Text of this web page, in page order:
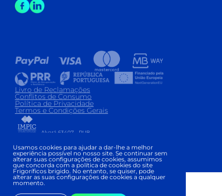
Livro de Reclamações
Conflitos de Consumo
Política de Privacidade
Termos e Condições Gerais
Alvará 63407 - PUB
Copyright © FRIGORÍFICOS BRIGIDO 2026 |
Development and Design:
Usamos cookies para ajudar a dar-lhe a melhor
experiência possível no nosso site. Se continuar sem
alterar suas configurações de cookies, assumimos
que concorda com a política de cookies do site
Frigoríficos brigido. No entanto, se quiser, pode
alterar as suas configurações de cookies a qualquer
momento.